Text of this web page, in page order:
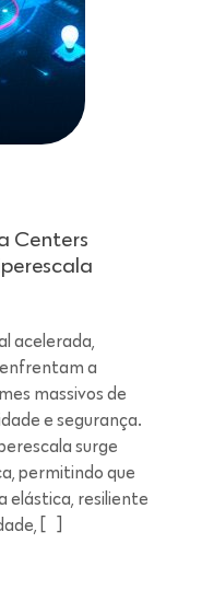
Centers
acelerada,
a
massivos de
e segurança.
surge
permitindo que
elástica, resiliente
[…]